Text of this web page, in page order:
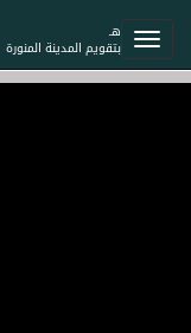
هـ
بتقويم المدينة المنورة